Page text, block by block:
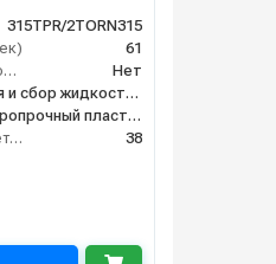
315TPR/2TORN315
61
Розетка для подключения инструмента
Нет
сухая и сбор жидкостей
Ударопрочный пластик
Номинальный диаметр принадлежностей (мм)
38